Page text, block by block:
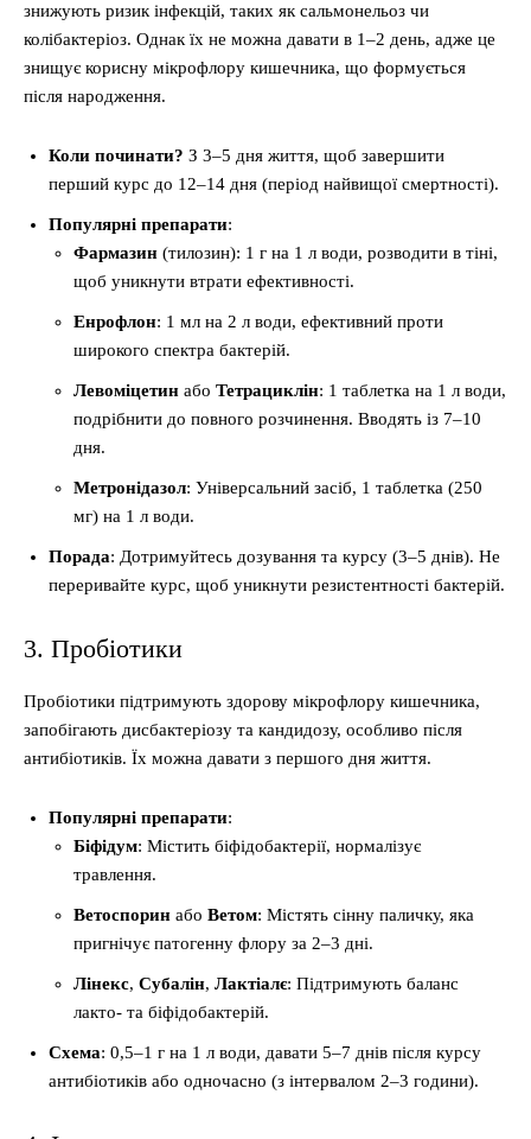
знижують ризик інфекцій, таких як сальмонельоз чи
колібактеріоз. Однак їх не можна давати в 1–2 день, адже це
знищує корисну мікрофлору кишечника, що формується
після народження.
Коли починати? З 3–5 дня життя, щоб завершити
перший курс до 12–14 дня (період найвищої смертності).
Популярні препарати:
Фармазин (тилозин): 1 г на 1 л води, розводити в тіні,
щоб уникнути втрати ефективності.
Енрофлон: 1 мл на 2 л води, ефективний проти
широкого спектра бактерій.
Левоміцетин або Тетрациклін: 1 таблетка на 1 л води,
подрібнити до повного розчинення. Вводять із 7–10
дня.
Метронідазол: Універсальний засіб, 1 таблетка (250
мг) на 1 л води.
Порада: Дотримуйтесь дозування та курсу (3–5 днів). Не
переривайте курс, щоб уникнути резистентності бактерій.
3. Пробіотики
Пробіотики підтримують здорову мікрофлору кишечника,
запобігають дисбактеріозу та кандидозу, особливо після
антибіотиків. Їх можна давати з першого дня життя.
Популярні препарати:
Біфідум: Містить біфідобактерії, нормалізує
травлення.
Ветоспорин або Ветом: Містять сінну паличку, яка
пригнічує патогенну флору за 2–3 дні.
Лінекс, Субалін, Лактіалє: Підтримують баланс
лакто- та біфідобактерій.
Схема: 0,5–1 г на 1 л води, давати 5–7 днів після курсу
антибіотиків або одночасно (з інтервалом 2–3 години).